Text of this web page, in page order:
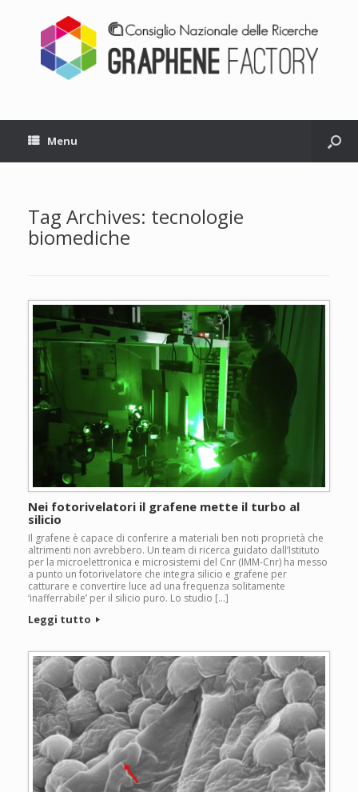
Menu
Tag Archives: tecnologie
biomediche
Nei fotorivelatori il grafene mette il turbo al
silicio
Il grafene è capace di conferire a materiali ben noti proprietà che
altrimenti non avrebbero. Un team di ricerca guidato dall’Istituto
per la microelettronica e microsistemi del Cnr (IMM-Cnr) ha messo
a punto un fotorivelatore che integra silicio e grafene per
catturare e convertire luce ad una frequenza solitamente
‘inafferrabile’ per il silicio puro. Lo studio […]
Leggi tutto